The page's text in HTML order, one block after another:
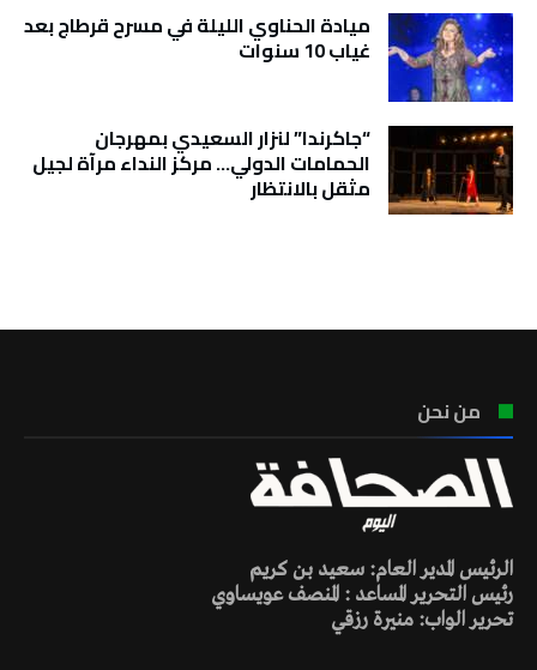
ميادة الحناوي الليلة في مسرح قرطاج بعد
غياب 10 سنوات
“جاكرندا” لنزار السعيدي بمهرجان
الحمامات الدولي… مركز النداء مرآة لجيل
مثقل بالانتظار
من نحن
الرئيس المدير العام: سعيد بن كريم
رئيس التحرير المساعد : المنصف عويساوي
تحرير الواب: منيرة رزقي